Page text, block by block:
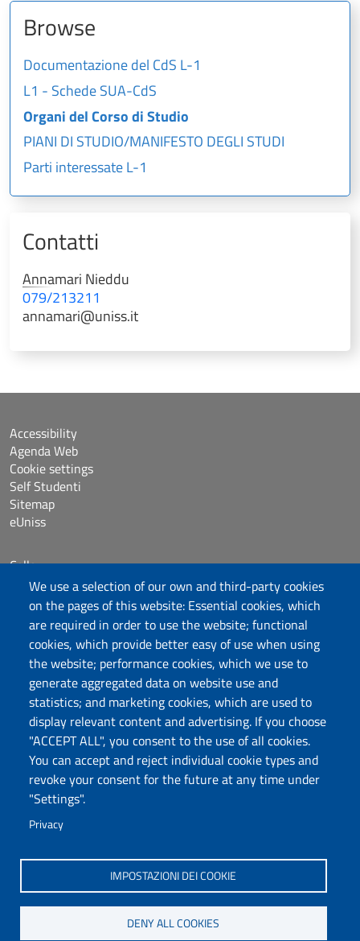
We use a selection of our own and third-party cookies
on the pages of this website: Essential cookies, which
are required in order to use the website; functional
cookies, which provide better easy of use when using
the website; performance cookies, which we use to
generate aggregated data on website use and
statistics; and marketing cookies, which are used to
display relevant content and advertising. If you choose
"ACCEPT ALL", you consent to the use of all cookies.
You can accept and reject individual cookie types and
revoke your consent for the future at any time under
"Settings".
Privacy
IMPOSTAZIONI DEI COOKIE
DENY ALL COOKIES
Browse
Documentazione del CdS L-1
L1 - Schede SUA-CdS
Organi del Corso di Studio
PIANI DI STUDIO/MANIFESTO DEGLI STUDI
Parti interessate L-1
Contatti
Annamari Nieddu
079/213211
annamari@uniss.it
Università degli Studi di Sassari
Dipartimento di Storia, Scienze dell’Uomo e
della Formazione
Via Maurizio Zanfarino 62, 07100 Sassari
PEC: dip.storia.scienze.formazione@pec.uniss.it
www.uniss.it
Accessibility
Agenda Web
Cookie settings
Self Studenti
Sitemap
eUniss
Calls
Dichiarazione di accessibilità
Posta elettronica @uniss.it
Protocollo
Follow us